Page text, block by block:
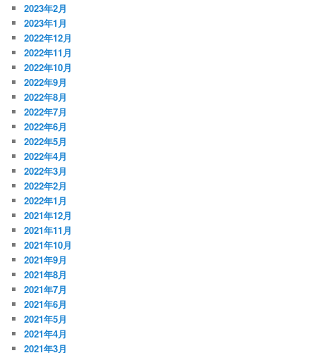
2023年2月
2023年1月
2022年12月
2022年11月
2022年10月
2022年9月
2022年8月
2022年7月
2022年6月
2022年5月
2022年4月
2022年3月
2022年2月
2022年1月
2021年12月
2021年11月
2021年10月
2021年9月
2021年8月
2021年7月
2021年6月
2021年5月
2021年4月
2021年3月